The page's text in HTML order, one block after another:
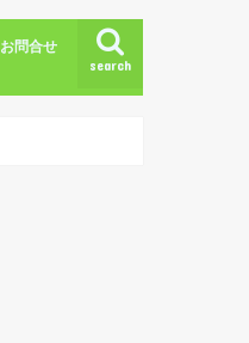
search
お問合せ